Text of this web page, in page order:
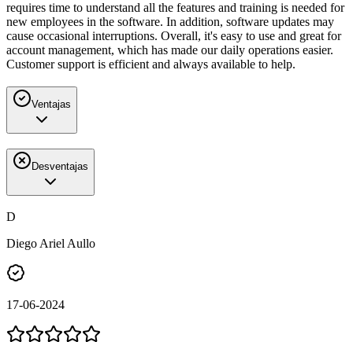
requires time to understand all the features and training is needed for
new employees in the software. In addition, software updates may
cause occasional interruptions. Overall, it's easy to use and great for
account management, which has made our daily operations easier.
Customer support is efficient and always available to help.
Ventajas
Desventajas
D
Diego Ariel Aullo
17-06-2024